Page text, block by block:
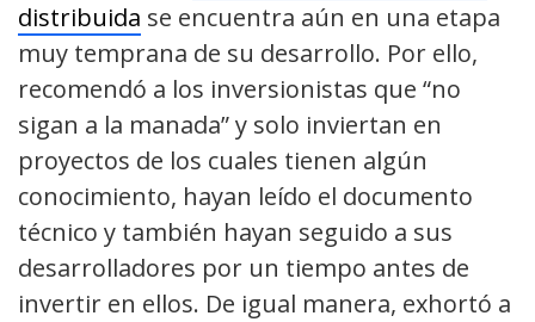
distribuida se encuentra aún en una etapa
muy temprana de su desarrollo. Por ello,
recomendó a los inversionistas que “no
sigan a la manada” y solo inviertan en
proyectos de los cuales tienen algún
conocimiento, hayan leído el documento
técnico y también hayan seguido a sus
desarrolladores por un tiempo antes de
invertir en ellos. De igual manera, exhortó a